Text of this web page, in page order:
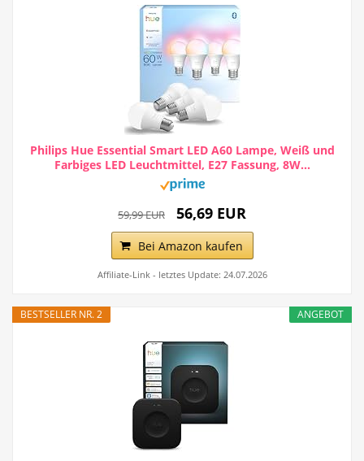
Philips Hue Essential Smart LED A60 Lampe, Weiß und
Farbiges LED Leuchtmittel, E27 Fassung, 8W...
59,99 EUR 56,69 EUR
Bei Amazon kaufen
Affiliate-Link - letztes Update: 24.07.2026
ANGEBOT
BESTSELLER NR. 2